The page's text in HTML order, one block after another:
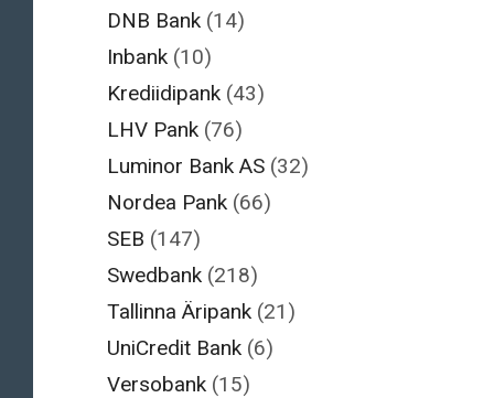
DNB Bank (14)
Inbank (10)
Krediidipank (43)
LHV Pank (76)
Luminor Bank AS (32)
Nordea Pank (66)
SEB (147)
Swedbank (218)
Tallinna Äripank (21)
UniCredit Bank (6)
Versobank (15)